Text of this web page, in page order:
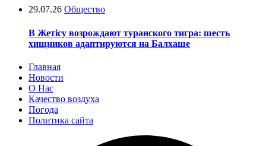
29.07.26 Общество
В Жетісу возрождают туранского тигра: шесть
хищников адаптируются на Балхаше
Главная
Новости
О Нас
Качество воздуха
Погода
Политика сайта